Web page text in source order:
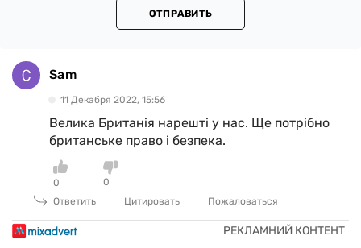
ОТПРАВИТЬ
Sam
11 Декабря 2022, 15:56
Велика Британія нарешті у нас. Ще потрібно
британське право і безпека.
0
0
Ответить
Цитировать Пожаловаться